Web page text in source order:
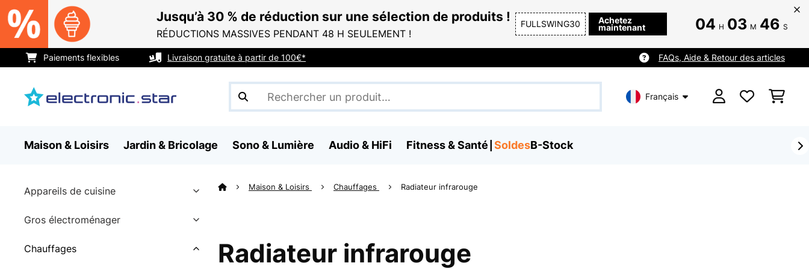
Jusqu’à 30 % de réduction sur une sélection de produits !
RÉDUCTIONS MASSIVES PENDANT 48 H SEULEMENT !
FULLSWING30 Achetez
maintenant 04 H 03 M 44 S
Paiements flexibles Livraison gratuite à partir de 100€* FAQs, Aide & Retour des articles
Français
Maison & Loisirs Jardin & Bricolage Sono & Lumière Audio & HiFi Fitness & Santé SoldesB-Stock
Appareils de cuisine
Gros électroménager
Chauffages
Maison & Loisirs Chauffages Radiateur infrarouge
Radiateur infrarouge